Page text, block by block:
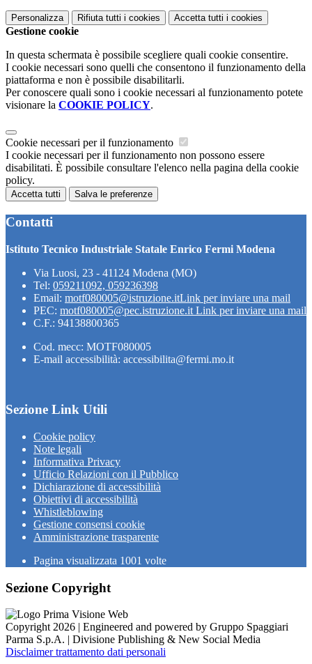
Personalizza Rifiuta tutti i cookies Accetta tutti i cookies
Gestione cookie
In questa schermata è possibile scegliere quali cookie consentire.
I cookie necessari sono quelli che consentono il funzionamento della
piattaforma e non è possibile disabilitarli.
Per conoscere quali sono i cookie necessari al funzionamento potete
visionare la COOKIE POLICY.
Cookie necessari per il funzionamento
I cookie necessari per il funzionamento non possono essere
disabilitati. È possibile consultare l'elenco nella pagina della cookie
policy.
Accetta tutti Salva le preferenze
Contatti
Istituto Tecnico Industriale Statale Enrico Fermi Modena
Via Luosi, 23 - 41124 Modena (MO)
Tel: 059211092, 059236398
Email: motf080005@istruzione.itLink per inviare una mail
PEC: motf080005@pec.istruzione.it Link per inviare una mail
C.F.: 94138800365
Cod. mecc: MOTF080005
E-mail accessibilità: accessibilita@fermi.mo.it
Sezione Link Utili
Cookie policy
Note legali
Informativa Privacy
Ufficio Relazioni con il Pubblico
Dichiarazione di accessibilità
Obiettivi di accessibilità
Whistleblowing
Gestione consensi cookie
Amministrazione trasparente
Pagina visualizzata 1001 volte
Sezione Copyright
Copyright 2026 | Engineered and powered by Gruppo Spaggiari
Parma S.p.A. | Divisione Publishing & New Social Media
Disclaimer trattamento dati personali